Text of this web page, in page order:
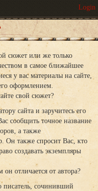
сюжет или же только
в самое ближайшее
у вас материалы на сайте,
оформлением.
свой сюжет?
сайта и заручитесь его
сообщить точное название
а также
Он также спросит Вас, кто
создавать экземпляры
отличается от автора?
писатель, сочинивший